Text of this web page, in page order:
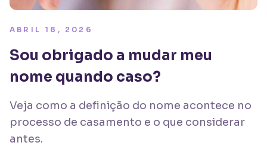
ABRIL 18, 2026
Sou obrigado a mudar meu
nome quando caso?
Veja como a definição do nome acontece no
processo de casamento e o que considerar
antes.